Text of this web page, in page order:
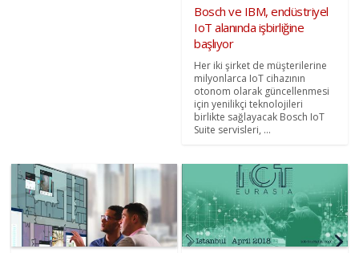
Bosch ve IBM, endüstriyel
IoT alanında işbirliğine
başlıyor
Her iki şirket de müşterilerine
milyonlarca IoT cihazının
otonom olarak güncellenmesi
için yenilikçi teknolojileri
birlikte sağlayacak Bosch IoT
Suite servisleri, ...